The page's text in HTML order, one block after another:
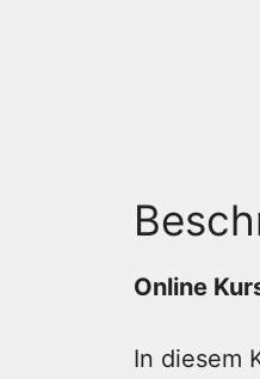
Online
In diesem